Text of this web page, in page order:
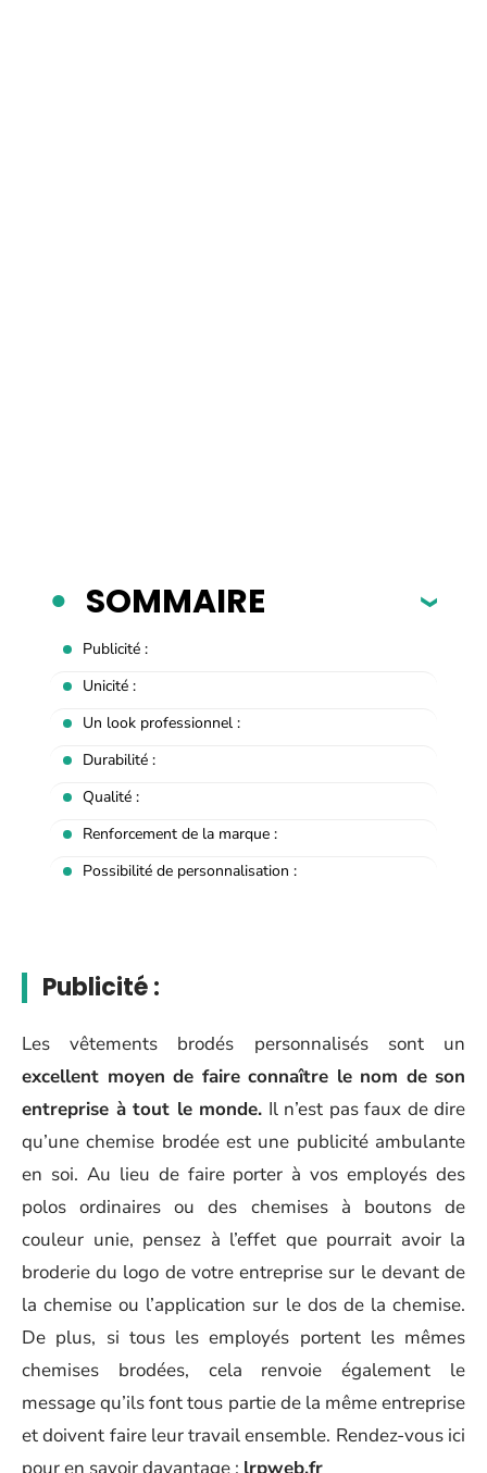
SOMMAIRE
Publicité :
Unicité :
Un look professionnel :
Durabilité :
Qualité :
Renforcement de la marque :
Possibilité de personnalisation :
Publicité :
Les vêtements brodés personnalisés sont un
excellent moyen de faire connaître le nom de son
entreprise à tout le monde. Il n’est pas faux de dire
qu’une chemise brodée est une publicité ambulante
en soi. Au lieu de faire porter à vos employés des
polos ordinaires ou des chemises à boutons de
couleur unie, pensez à l’effet que pourrait avoir la
broderie du logo de votre entreprise sur le devant de
la chemise ou l’application sur le dos de la chemise.
De plus, si tous les employés portent les mêmes
chemises brodées, cela renvoie également le
message qu’ils font tous partie de la même entreprise
et doivent faire leur travail ensemble. Rendez-vous ici
pour en savoir davantage : lrpweb.fr